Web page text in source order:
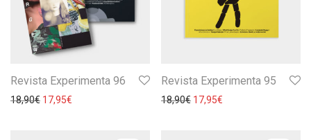
Revista Experimenta 96
18,90€ 17,95€
Revista Experimenta 95
18,90€ 17,95€